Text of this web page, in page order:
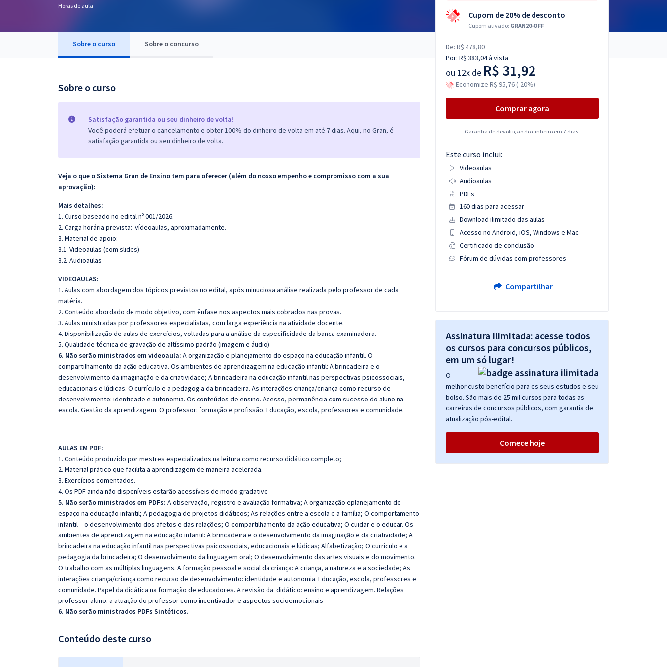
OAB
Questões grátis
Conteúdo gratuito
Horas de aula
Sobre o curso Sobre o concurso
Sobre o curso
Satisfação garantida ou seu dinheiro de volta!
Você poderá efetuar o cancelamento e obter 100% do dinheiro de volta em até 7 dias. Aqui, no Gran, é
satisfação garantida ou seu dinheiro de volta.
Veja o que o Sistema Gran de Ensino tem para oferecer (além do nosso empenho e compromisso com a sua
aprovação):
Mais detalhes:
1. Curso baseado no edital nº 001/2026.
2. Carga horária prevista: vídeoaulas, aproximadamente.
3. Material de apoio:
3.1. Videoaulas (com slides)
3.2. Audioaulas
VIDEOAULAS:
1. Aulas com abordagem dos tópicos previstos no edital, após minuciosa análise realizada pelo professor de cada
matéria.
2. Conteúdo abordado de modo objetivo, com ênfase nos aspectos mais cobrados nas provas.
3. Aulas ministradas por professores especialistas, com larga experiência na atividade docente.
4. Disponibilização de aulas de exercícios, voltadas para a análise da especificidade da banca examinadora.
5. Qualidade técnica de gravação de altíssimo padrão (imagem e áudio)
6. Não serão ministrados em videoaula: A organização e planejamento do espaço na educação infantil. O
compartilhamento da ação educativa. Os ambientes de aprendizagem na educação infantil: A brincadeira e o
desenvolvimento da imaginação e da criatividade; A brincadeira na educação infantil nas perspectivas psicossociais,
educacionais e lúdicas. O currículo e a pedagogia da brincadeira. As interações criança/criança como recurso de
desenvolvimento: identidade e autonomia. Os conteúdos de ensino. Acesso, permanência com sucesso do aluno na
escola. Gestão da aprendizagem. O professor: formação e profissão. Educação, escola, professores e comunidade.
AULAS EM PDF:
1. Conteúdo produzido por mestres especializados na leitura como recurso didático completo;
2. Material prático que facilita a aprendizagem de maneira acelerada.
3. Exercícios comentados.
4. Os PDF ainda não disponíveis estarão acessíveis de modo gradativo
5. Não serão ministrados em PDFs: A observação, registro e avaliação formativa; A organização eplanejamento do
espaço na educação infantil; A pedagogia de projetos didáticos; As relações entre a escola e a família; O comportamento
infantil – o desenvolvimento dos afetos e das relações; O compartilhamento da ação educativa; O cuidar e o educar. Os
ambientes de aprendizagem na educação infantil: A brincadeira e o desenvolvimento da imaginação e da criatividade; A
brincadeira na educação infantil nas perspectivas psicossociais, educacionais e lúdicas; Alfabetização; O currículo e a
pedagogia da brincadeira; O desenvolvimento da linguagem oral; O desenvolvimento das artes visuais e do movimento.
O trabalho com as múltiplas linguagens. A formação pessoal e social da criança: A criança, a natureza e a sociedade; As
interações criança/criança como recurso de desenvolvimento: identidade e autonomia. Educação, escola, professores e
comunidade. Papel da didática na formação de educadores. A revisão da didático: ensino e aprendizagem. Relações
professor-aluno: a atuação do professor como incentivador e aspectos socioemocionais
6. Não serão ministrados PDFs Sintéticos.
Conteúdo deste curso
Cupom de 20% de desconto
Cupom ativado: GRAN20-OFF
De: R$ 478,80
Por: R$ 383,04à vista
ou 12x de R$ 31,92
Economize R$ 95,76 (-20%)
Comprar agora
Garantia de devolução do dinheiro em 7 dias.
Este curso inclui:
Videoaulas
Audioaulas
PDFs
160 dias para acessar
Download ilimitado das aulas
Acesso no Android, iOS, Windows e Mac
Certificado de conclusão
Fórum de dúvidas com professores
Compartilhar
Assinatura Ilimitada: acesse todos
os cursos para concursos públicos,
em um só lugar!
O
melhor custo benefício para os seus estudos e seu
bolso. São mais de 25 mil cursos para todas as
carreiras de concursos públicos, com garantia de
atualização pós-edital.
Comece hoje